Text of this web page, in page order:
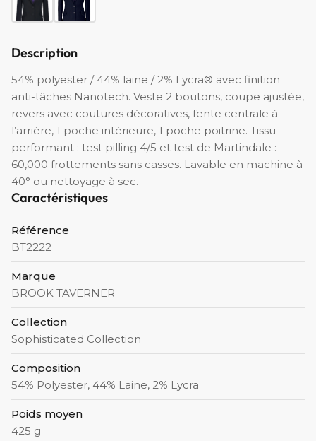
Description
54% polyester / 44% laine / 2% Lycra® avec finition
anti-tâches Nanotech. Veste 2 boutons, coupe ajustée,
revers avec coutures décoratives, fente centrale à
l’arrière, 1 poche intérieure, 1 poche poitrine. Tissu
performant : test pilling 4/5 et test de Martindale :
60,000 frottements sans casses. Lavable en machine à
40° ou nettoyage à sec.
Caractéristiques
Référence
BT2222
Marque
BROOK TAVERNER
Collection
Sophisticated Collection
Composition
54% Polyester, 44% Laine, 2% Lycra
Poids moyen
425 g